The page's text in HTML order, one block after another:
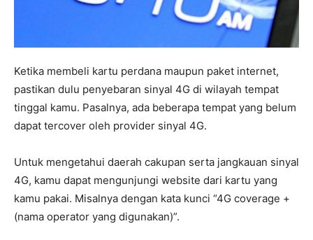
Ketika membeli kartu perdana maupun paket internet,
pastikan dulu penyebaran sinyal 4G di wilayah tempat
tinggal kamu. Pasalnya, ada beberapa tempat yang belum
dapat tercover oleh provider sinyal 4G.
Untuk mengetahui daerah cakupan serta jangkauan sinyal
4G, kamu dapat mengunjungi website dari kartu yang
kamu pakai. Misalnya dengan kata kunci “4G coverage +
(nama operator yang digunakan)”.